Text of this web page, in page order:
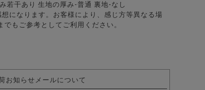
若干あり 生地の厚み-普通 裏地-なし
になります。お客様により、感じ方等異なる場
もご参考としてご利用ください。
お知らせメールについて